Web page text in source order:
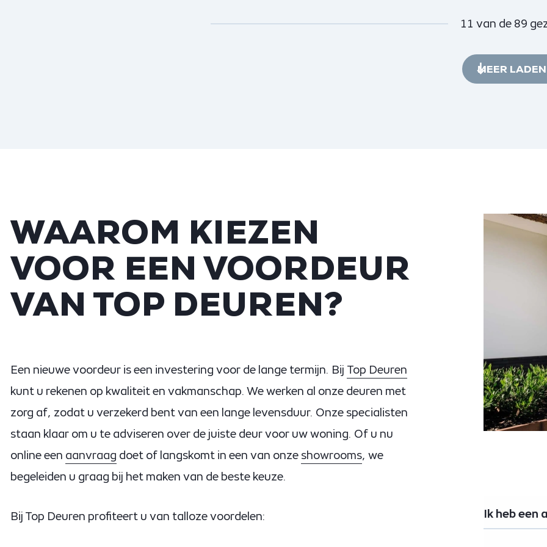
11 van de 89
MEER LADEN
WAAROM KIEZEN
VOOR EEN VOORDEUR
VAN TOP DEUREN?
Een nieuwe voordeur is een investering voor de lange termijn. Bij Top Deuren
kunt u rekenen op kwaliteit en vakmanschap. We werken al onze deuren met
zorg af, zodat u verzekerd bent van een lange levensduur. Onze specialisten
staan klaar om u te adviseren over de juiste deur voor uw woning. Of u nu
online een aanvraag doet of langskomt in een van onze showrooms, we
begeleiden u graag bij het maken van de beste keuze.
Bij Top Deuren profiteert u van talloze voordelen: Ik heb een